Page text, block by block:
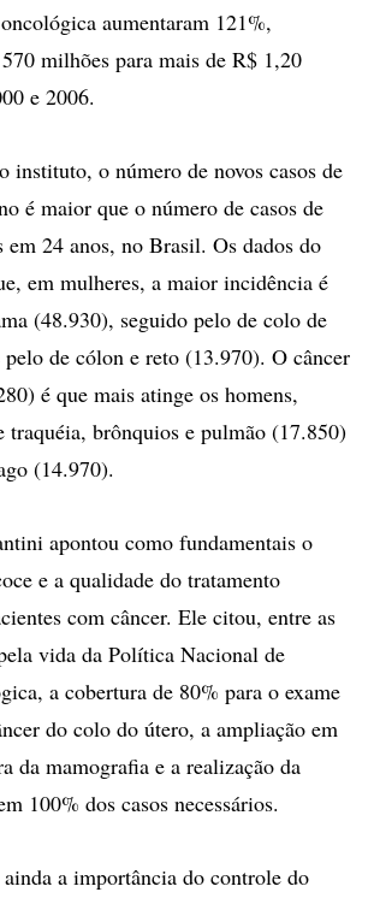
aumentaram 121%,
milhões para mais de R$ 1,20
e 2006.
instituto, o número de novos casos de
é maior que o número de casos de
em 24 anos, no Brasil. Os dados do
em mulheres, a maior incidência é
(48.930), seguido pelo de colo de
de cólon e reto (13.970). O câncer
é que mais atinge os homens,
traquéia, brônquios e pulmão (17.850)
(14.970).
apontou como fundamentais o
e a qualidade do tratamento
com câncer. Ele citou, entre as
vida da Política Nacional de
a cobertura de 80% para o exame
do colo do útero, a ampliação em
da mamografia e a realização da
100% dos casos necessários.
a importância do controle do